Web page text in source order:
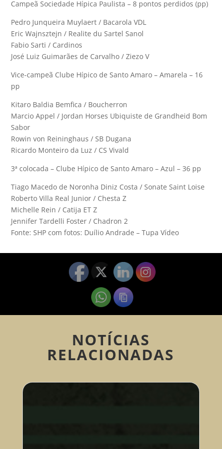
Campeã Sociedade Hípica Paulista – 8 pontos perdidos (pp)
Pedro Junqueira Muylaert / Bacarola VDL
Eric Wajnsztejn / Realite du Sartel Sanol
Fabio Sarti / Cardinos
José Luiz Guimarães de Carvalho / Ziezo V
Vice-campeã Clube Hípico de Santo Amaro – Amarela – 16
pp
Kitaro Baldia Bemfica / Boucherron
Marcio Appel / Jordan Horses Ubiquiste de Grandheid Bom
Sabor
Rowin von Reininghaus / SB Dugana
Ricardo Monteiro da Luz / CS Vivald
3ª colocada – Clube Hípico de Santo Amaro – Azul – 36 pp
Tiago Macedo de Noronha Diniz Costa / Sonate Saint Loise
Roberto Villa Real Junior / Chesta Z
Michelle Rein / Catija ET Z
Jennifer Tardelli Foster / Chadron 2
Fonte: SHP com fotos: Duílio Andrade – Tupa Vídeo
NOTÍCIAS
RELACIONADAS